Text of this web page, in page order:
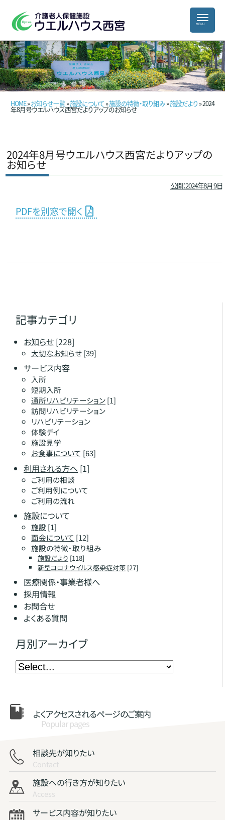
HOME»お知らせ一覧»施設について »施設の特徴・取り組み»施設だより » 2024
年8月号ウエルハウス西宮だよりアップのお知らせ
2024年8月号ウエルハウス西宮だよりアップの
お知らせ
公開：2024年8月 9日
PDFを別窓で開く
記事カテゴリ
お知らせ[228]
大切なお知らせ[39]
サービス内容
入所
短期入所
通所リハビリテーション[1]
訪問リハビリテーション
リハビリテーション
体験デイ
施設見学
お食事について [63]
利用される方へ[1]
ご利用の相談
ご利用例について
ご利用の流れ
施設について
施設 [1]
面会について [12]
施設の特徴・取り組み
施設だより [118]
新型コロナウイルス感染症対策[27]
医療関係・事業者様へ
採用情報
お問合せ
よくある質問
月別アーカイブ
よくアクセスされるページのご案内
Popular pages
相談先が知りたい
Contact
施設への行き方が知りたい
Access
サービス内容が知りたい